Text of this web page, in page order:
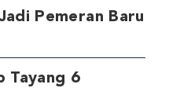
Pemeran Baru
Tayang 6